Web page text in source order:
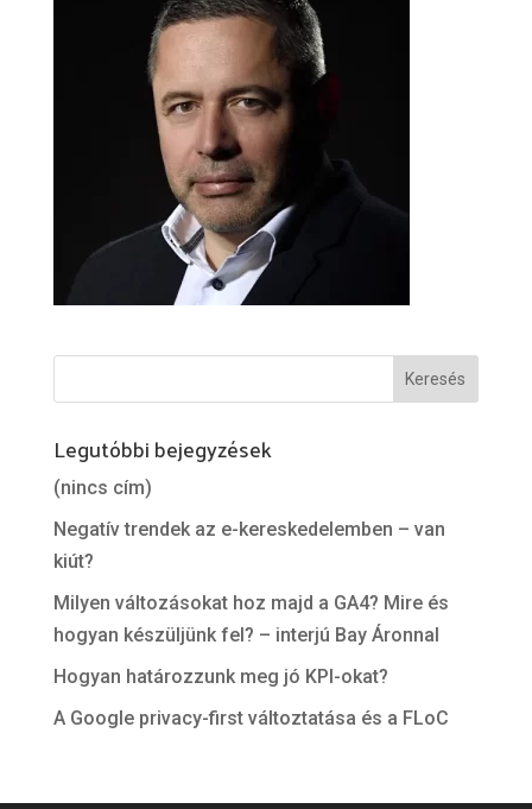
Legutóbbi bejegyzések
(nincs cím)
Negatív trendek az e-kereskedelemben – van
kiút?
Milyen változásokat hoz majd a GA4? Mire és
hogyan készüljünk fel? – interjú Bay Áronnal
Hogyan határozzunk meg jó KPI-okat?
A Google privacy-first változtatása és a FLoC